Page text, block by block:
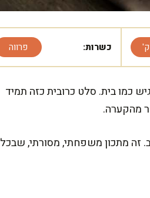
כשרות: פרווה
כמו בית. סלט כרובית כזה תמיד
מהקערה.
זה מתכון משפחתי, מסורתי, שבכל